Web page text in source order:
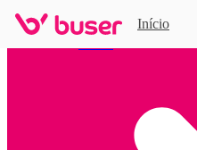
Início